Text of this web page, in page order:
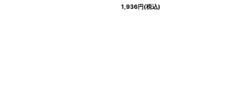
1,936円(税込)